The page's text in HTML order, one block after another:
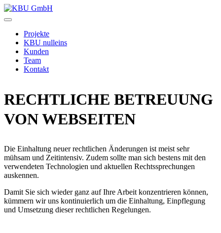
Zum
Inhalt
KBU
Projekte
KBU nulleins
Kunden
Team
Kontakt
RECHTLICHE BETREUUNG
VON WEBSEITEN
Die Einhaltung neuer rechtlichen Änderungen ist meist sehr
mühsam und Zeitintensiv. Zudem sollte man sich bestens mit den
verwendeten Technologien und aktuellen Rechtssprechungen
auskennen.
Damit Sie sich wieder ganz auf Ihre Arbeit konzentrieren können,
kümmern wir uns kontinuierlich um die Einhaltung, Einpflegung
und Umsetzung dieser rechtlichen Regelungen.